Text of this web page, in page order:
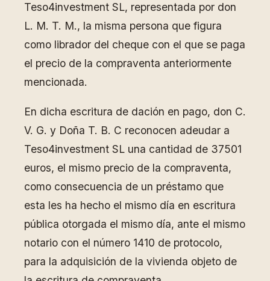
Teso4investment SL, representada por don
L. M. T. M., la misma persona que figura
como librador del cheque con el que se paga
el precio de la compraventa anteriormente
mencionada.
En dicha escritura de dación en pago, don C.
V. G. y Doña T. B. C reconocen adeudar a
Teso4investment SL una cantidad de 37501
euros, el mismo precio de la compraventa,
como consecuencia de un préstamo que
esta les ha hecho el mismo día en escritura
pública otorgada el mismo día, ante el mismo
notario con el número 1410 de protocolo,
para la adquisición de la vivienda objeto de